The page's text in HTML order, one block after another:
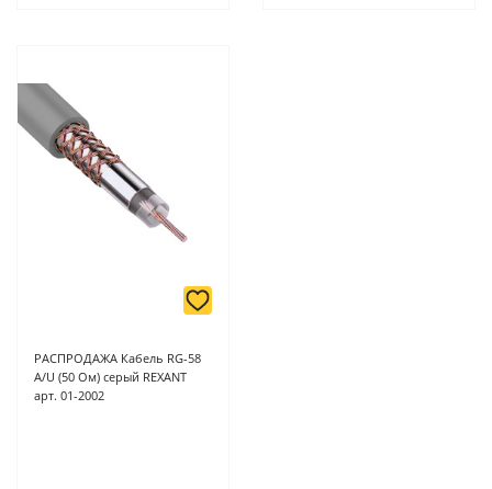
РАСПРОДАЖА Кабель RG-58
А/U (50 Ом) серый REXANT
арт. 01-2002